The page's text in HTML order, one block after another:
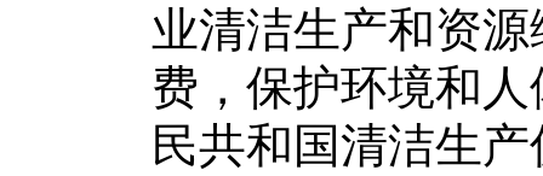
业清洁生产和资源
费， 保护环境和
民共和国清洁生